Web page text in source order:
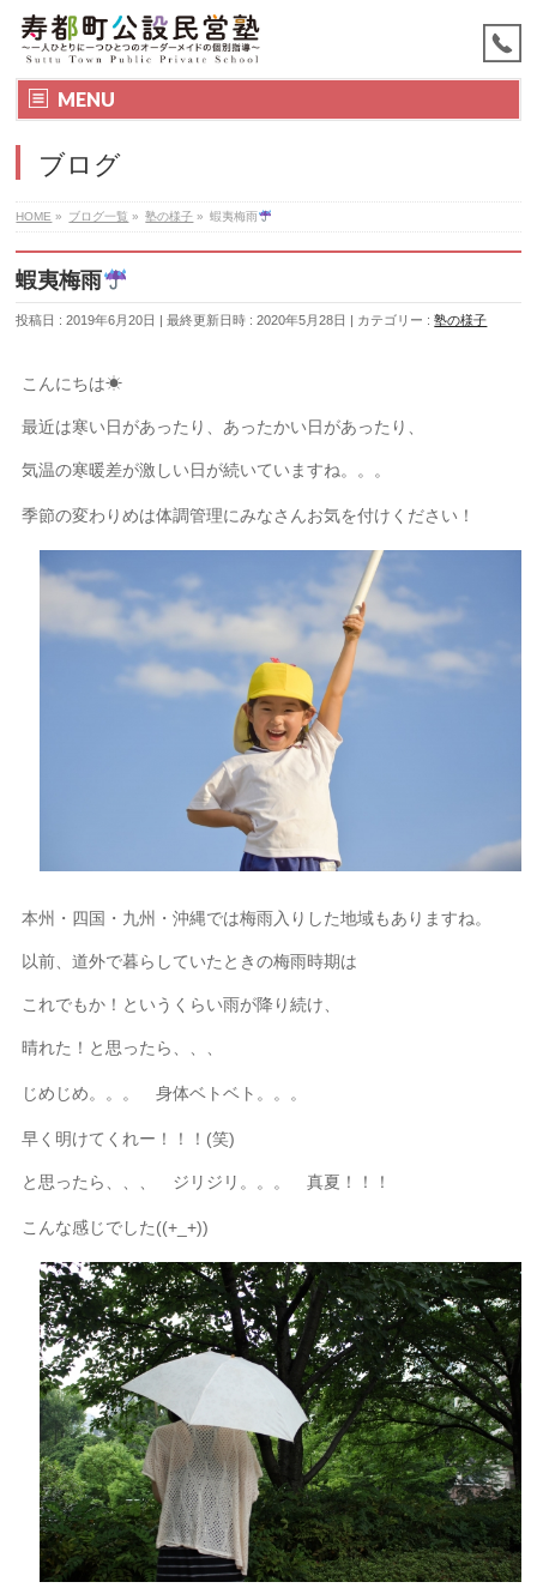
MENU
ブログ
HOME » ブログ一覧 » 塾の様子 » 蝦夷梅雨
蝦夷梅雨
投稿日 : 2019年6月20日 最終更新日時 : 2020年5月28日 カテゴリー :塾の様子
こんにちは☀
最近は寒い日があったり、あったかい日があったり、
気温の寒暖差が激しい日が続いていますね。。。
季節の変わりめは体調管理にみなさんお気を付けください！
本州・四国・九州・沖縄では梅雨入りした地域もありますね。
以前、道外で暮らしていたときの梅雨時期は
これでもか！というくらい雨が降り続け、
晴れた！と思ったら、、、
じめじめ。。。 身体ベトベト。。。
早く明けてくれー！！！(笑)
と思ったら、、、 ジリジリ。。。 真夏！！！
こんな感じでした((+_+))